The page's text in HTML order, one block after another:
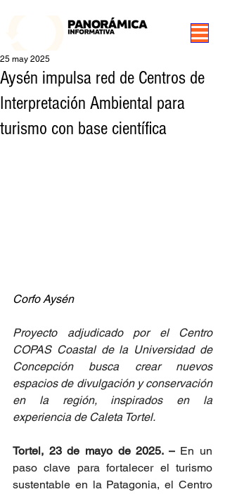
Aysén impulsa red de Centros de
Interpretación Ambiental para
turismo con base científica
25 may 2025
Corfo Aysén
Proyecto adjudicado por el Centro
COPAS Coastal de la Universidad de
Concepción busca crear nuevos
espacios de divulgación y conservación
en la región, inspirados en la
experiencia de Caleta Tortel.
Tortel, 23 de mayo de 2025. – En un
paso clave para fortalecer el turismo
sustentable en la Patagonia, el Centro